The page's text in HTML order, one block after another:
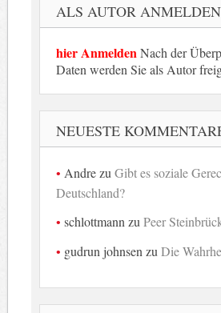
ALS AUTOR ANMELDEN
hier AnmeldenNach der
Daten werden Sie als Autor
NEUESTE
AndrezuGibt es soziale
Deutschland?
schlottmann zuPeer
gudrun johnsen zuDie